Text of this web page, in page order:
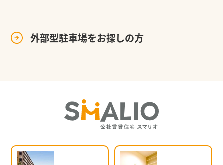
外部型駐車場をお探しの方